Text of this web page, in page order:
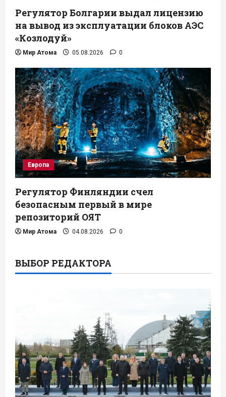
Регулятор Болгарии выдал лицензию
на вывод из эксплуатации блоков АЭС
«Козлодуй»
Мир Атома 05.08.2026 0
Европа
Регулятор Финляндии счел
безопасным первый в мире
репозиторий ОЯТ
Мир Атома 04.08.2026 0
ВЫБОР РЕДАКТОРА